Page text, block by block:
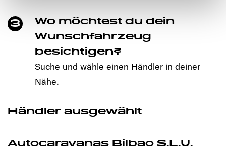
den störungsfreien Betrieb der Webseite und die
Ermöglichung der Seitennavigation erforderlich sind.
3
Wo möchtest du dein
Wunschfahrzeug
besichtigen?
Suche und wähle einen Händler in deiner
Nähe.
Händler ausgewählt
Autocaravanas Bilbao S.L.U.